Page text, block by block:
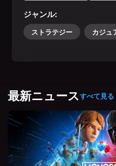
ジャンル:
ストラテジー カジュ
最新ニュースすべて見る